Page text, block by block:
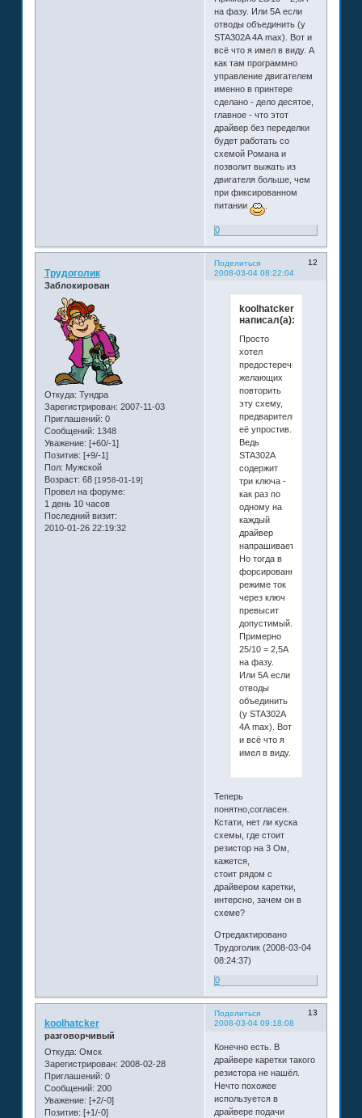
на фазу. Или 5А если
отводы объединить (у
STA302A 4А max). Вот и
всё что я имел в виду. А
как там программно
управление двигателем
именно в принтере
сделано - дело десятое,
главное - что этот
драйвер без переделки
будет работать со
схемой Романа и
позволит выжать из
двигателя больше, чем
при фиксированном
питании
0
Поделиться
12
2008-03-04 08:22:04
Трудоголик
Заблокирован
Откуда: Тундра
Зарегистрирован: 2007-11-03
Приглашений: 0
Сообщений: 1348
Уважение: [+60/-1]
Позитив: [+9/-1]
Пол: Мужской
Возраст: 68 [1958-01-19]
Провел на форуме:
1 день 10 часов
Последний визит:
2010-01-26 22:19:32
koolhatcker
написал(а):
Просто
хотел
предостеречь
желающих
повторить
эту схему,
предварительно
её упростив.
Ведь
STA302A
содержит
три ключа -
как раз по
одному на
каждый
драйвер
напрашивается.
Но тогда в
форсированном
режиме ток
через ключ
превысит
допустимый.
Примерно
25/10 = 2,5А
на фазу.
Или 5А если
отводы
объединить
(у STA302A
4А max). Вот
и всё что я
имел в виду.
Теперь
понятно,согласен.
Кстати, нет ли куска
схемы, где стоит
резистор на 3 Ом,
кажется,
стоит рядом с
драйвером каретки,
интерсно, зачем он в
схеме?
Отредактировано
Трудоголик (2008-03-04
08:24:37)
0
Поделиться
13
2008-03-04 09:18:08
koolhatcker
разговорчивый
Откуда: Омск
Зарегистрирован: 2008-02-28
Приглашений: 0
Сообщений: 200
Уважение: [+2/-0]
Позитив: [+1/-0]
Конечно есть. В
драйвере каретки такого
резистора не нашёл.
Нечто похожее
используется в
драйвере подачи